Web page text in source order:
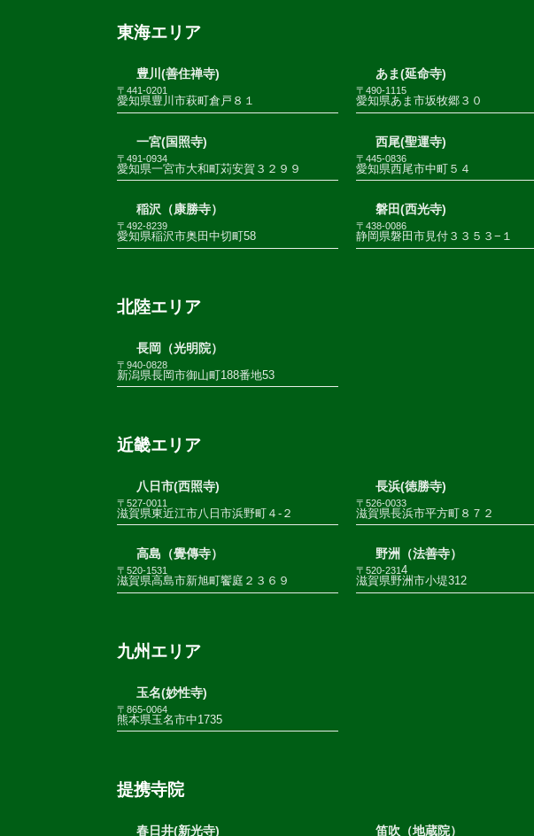
東海エリア
豊川(善住禅寺)
〒441-0201
愛知県豊川市萩町倉戸８１
あま(延命寺)
〒490-1115
愛知県あま市坂牧郷３０
一宮(国照寺)
〒491-0934
愛知県一宮市大和町苅安賀３２９９
西尾(聖運寺)
〒445-0836
愛知県西尾市中町５４
稲沢（康勝寺）
〒492-8239
愛知県稲沢市奥田中切町58
磐田(西光寺)
〒438-0086
静岡県磐田市見付３３５３−１
北陸エリア
長岡（光明院）
〒940-0828
新潟県長岡市御山町188番地53
近畿エリア
八日市(西照寺)
〒527-0011
滋賀県東近江市八日市浜野町４-２
長浜(徳勝寺)
〒526-0033
滋賀県長浜市平方町８７２
高島（覺傳寺）
〒520-1531
滋賀県高島市新旭町饗庭２３６９
野洲（法善寺）
〒520-231 4
滋賀県野洲市小堤312
九州エリア
玉名(妙性寺)
〒865-0064
熊本県玉名市中1735
提携寺院
春日井(新光寺) 笛吹（地蔵院）